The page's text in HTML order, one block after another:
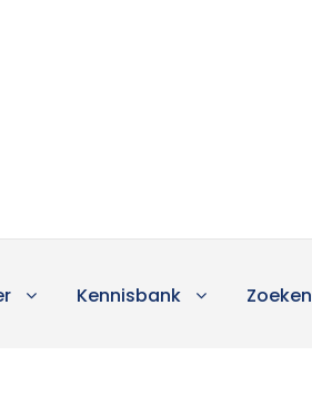
Kennisbank Zoeken